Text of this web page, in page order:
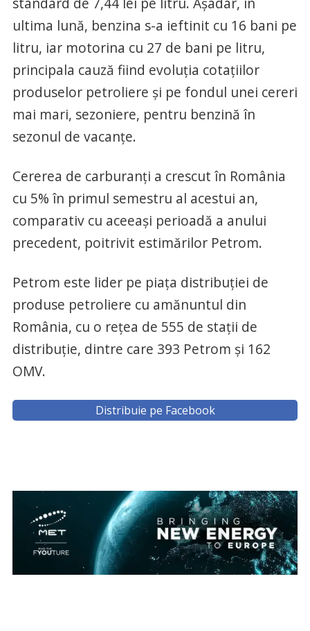
ultima lună, benzina s-a ieftinit cu 16 bani pe
litru, iar motorina cu 27 de bani pe litru,
principala cauză fiind evoluția cotațiilor
produselor petroliere și pe fondul unei cereri
mai mari, sezoniere, pentru benzină în
sezonul de vacanțe.
Cererea de carburanți a crescut în România
cu 5% în primul semestru al acestui an,
comparativ cu aceeași perioadă a anului
precedent, poitrivit estimărilor Petrom.
Petrom este lider pe piața distribuției de
produse petroliere cu amănuntul din
România, cu o rețea de 555 de stații de
distribuție, dintre care 393 Petrom și 162
OMV.
Distribuie pe Facebook